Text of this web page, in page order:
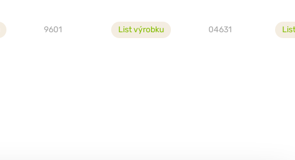
9601 List výrobku 04631